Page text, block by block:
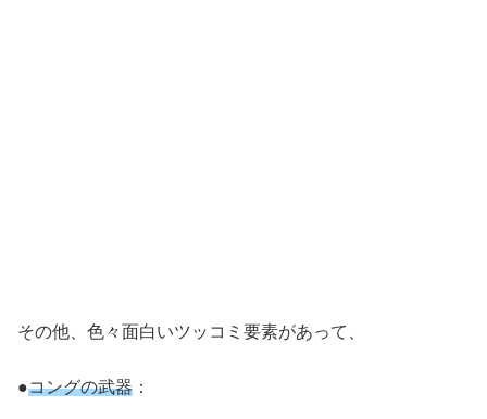
その他、色々面白いツッコミ要素があって、
●コングの武器 ：